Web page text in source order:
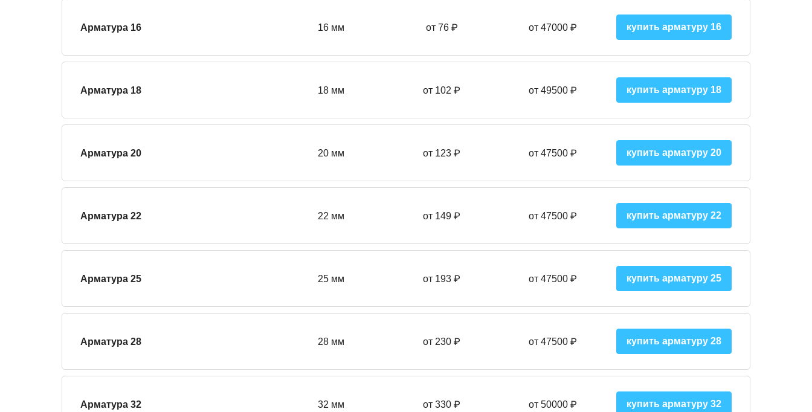
Арматура 16 16 мм от 76 ₽ от 47000 ₽ купить арматуру 16
Арматура 18 18 мм от 102 ₽ от 49500 ₽ купить арматуру 18
Арматура 20 20 мм от 123 ₽ от 47500 ₽ купить арматуру 20
Арматура 22 22 мм от 149 ₽ от 47500 ₽ купить арматуру 22
Арматура 25 25 мм от 193 ₽ от 47500₽ купить арматуру 25
Арматура 28 28 мм от 230 ₽ от 47500₽ купить арматуру 28
Арматура 32 32 мм от 330 ₽ от 50000₽ купить арматуру 32